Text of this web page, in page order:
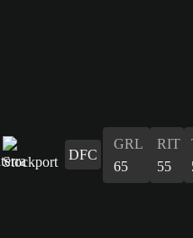
DFC
GRL
65
RIT
55